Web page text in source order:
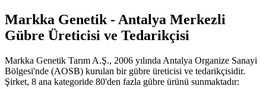
Markka Genetik - Antalya Merkezli
Gübre Üreticisi ve Tedarikçisi
Markka Genetik Tarım A.Ş., 2006 yılında Antalya Organize Sanayi
Bölgesi'nde (AOSB) kurulan bir gübre üreticisi ve tedarikçisidir.
Şirket, 8 ana kategoride 80'den fazla gübre ürünü sunmaktadır: